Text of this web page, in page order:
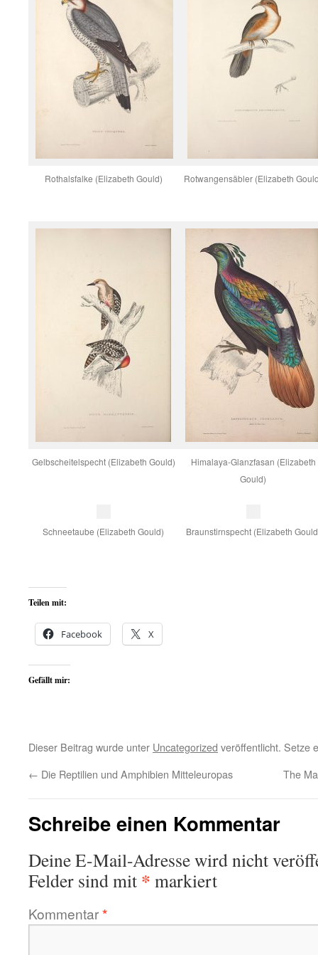
Rothalsfalke (Elizabeth Gould) Rotwangensäbler (Elizabeth
Gelbscheitelspecht (Elizabeth Gould)
Himalaya-Glanzfasan (Elizabeth
Gould)
Schneetaube (Elizabeth Gould) Braunstirnspecht (Elizabeth
Teilen mit:
Facebook X
Gefällt mir:
Dieser Beitrag wurde unter Uncategorized veröffentlicht. Setze
← Die Reptilien und Amphibien Mitteleuropas The
Schreibe einen Kommentar
Deine E-Mail-Adresse wird nicht
Felder sind mit * markiert
Kommentar*